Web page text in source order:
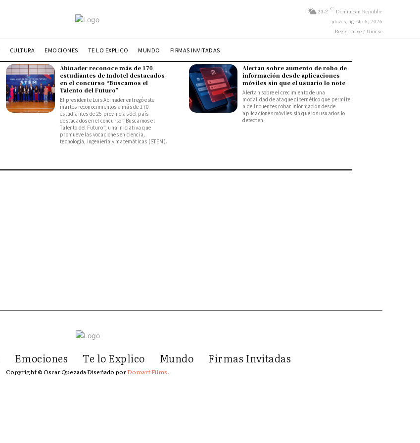
23.2 C Dominican Republic
jueves, agosto 6, 2026
Registrarse / Unirse
CULTURA EMOCIONES TE LO EXPLICO MUNDO FIRMAS INVITADAS
Abinader reconoce más de 170
estudiantes de Indotel destacados
en el concurso “Buscamos el
Talento del Futuro”
El presidente Luis Abinader entregó este
martes reconocimientos a más de 170
estudiantes de 25 provincias del país
destacados en el concurso “Buscamos el
Talento del Futuro”, una iniciativa que
promueve las vocaciones en ciencia,
tecnología, ingeniería y matemáticas (STEM).
Alertan sobre aumento de robo de
información desde aplicaciones
móviles sin que el usuario lo note
Alertan sobre el crecimiento de una
modalidad de ataque cibernético que permite
a delincuentes robar información desde
aplicaciones móviles sin que los usuarios lo
detecten.
Emociones Te lo Explico Mundo Firmas Invitadas
Copyright © Oscar Quezada Diseñado porDomart Films.